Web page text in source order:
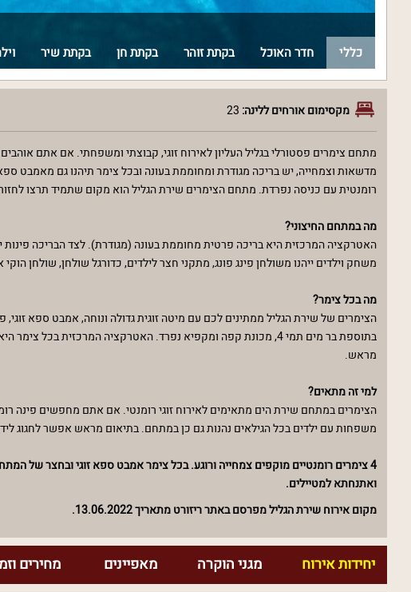
כללי חדר האוכל בקתת זוהר בקתת חן בקתת שיר
מקסימום אורחים ללינה: 23
מתחם צימרים פסטורלי בגליל העליון לאירוח זוגי, קבוצתי ומשפחתי. אם אתם
רומנטית עם כניסה נפרדת. מתחם הצימרים שירת הגליל הוא מקום שתמיד תרצו
מה במתחם החיצוני?
האטרקציה המרכזית היא בריכה פרטית מחוממת בעונה (מגודרת). לצד הבריכה פינות
משחק וילדים ייהנו משולחן פינג פונג, מתקני חצר לילדים, כדורגל שולחן, שולחן הוקי
מה בכל צימר?
הצימרים של שירת הגליל ממתינים לכם עם מיטה זוגית גדולה ונוחה, אמבט ספא
בתוספת בר מים תמי 4, מכונת קפה ומקפיא נפרד. האטרקציה
מראש.
למי זה מתאים?
הצימרים במתחם שירת הים מתאימים לאירוח זוגי רומנטי. אם אתם מחפשים פינה
משפחות עם ילדים בכל הגילאים נהנות גם כן במתחם. בתיאום מראש אפשר לחגוג ליד
4 צימרים רומנטיים מוקפים צמחייה ורוגע. בכל צימר אמבט ספא זוגי ובחצר של
ואתנחתא למטיילים.
מקום אירוח שירת הגליל מפרסם באתר ריזורט מתאריך 13.06.2022.
יחידות אירוח מגני הוקרה מאפיינים מחירים